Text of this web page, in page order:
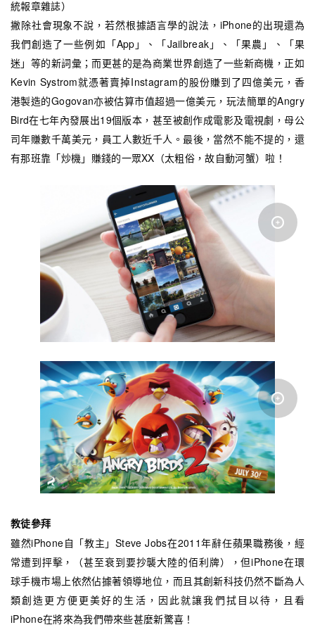
統報章雜誌）
撇除社會現象不說，若然根據語言學的說法，iPhone的出現還為
我們創造了一些例如「App」、「Jailbreak」、「果農」、「果
迷」等的新詞彙；而更甚的是為商業世界創造了一些新商機，正如
Kevin Systrom就憑著賣掉Instagram的股份賺到了四億美元，香
港製造的Gogovan亦被估算市值超過一億美元，玩法簡單的Angry
Bird在七年內發展出19個版本，甚至被創作成電影及電視劇，母公
司年賺數千萬美元，員工人數近千人。最後，當然不能不提的，還
有那班靠「炒機」賺錢的一眾XX（太粗俗，故自動河蟹）啦！
教徒參拜
雖然iPhone自「教主」Steve Jobs在2011年辭任蘋果職務後，經
常遭到抨擊，（甚至衰到要抄襲大陸的佰利牌），但iPhone在環
球手機市場上依然佔據著領導地位，而且其創新科技仍然不斷為人
類創造更方便更美好的生活，因此就讓我們拭目以待，且看
iPhone在將來為我們帶來些甚麼新驚喜！